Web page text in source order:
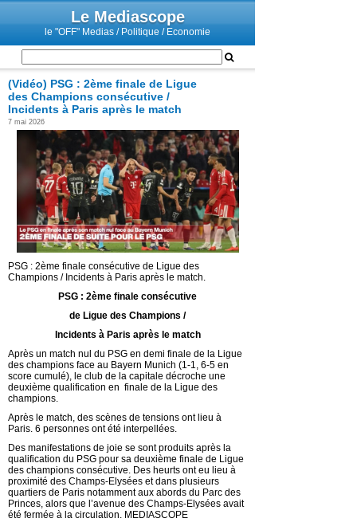
Le Mediascope
le "OFF" Medias / Politique / Economie
(Vidéo) PSG : 2ème finale de Ligue
des Champions consécutive /
Incidents à Paris après le match
7 mai 2026
PSG : 2ème finale consécutive de Ligue des
Champions / Incidents à Paris après le match.
PSG : 2ème finale consécutive
de Ligue des Champions /
Incidents à Paris après le match
Après un match nul du PSG en demi finale de la Ligue
des champions face au Bayern Munich (1-1, 6-5 en
score cumulé), le club de la capitale décroche une
deuxième qualification en finale de la Ligue des
champions.
Après le match, des scènes de tensions ont lieu à
Paris. 6 personnes ont été interpellées.
Des manifestations de joie se sont produits après la
qualification du PSG pour sa deuxième finale de Ligue
des champions consécutive. Des heurts ont eu lieu à
proximité des Champs-Elysées et dans plusieurs
quartiers de Paris notamment aux abords du Parc des
Princes, alors que l’avenue des Champs-Elysées avait
été fermée à la circulation. MEDIASCOPE